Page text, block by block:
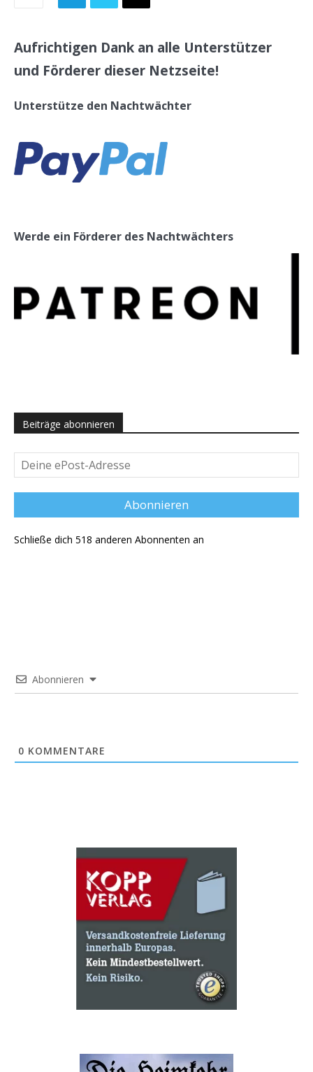
Aufrichtigen Dank an alle Unterstützer
und Förderer dieser Netzseite!
Unterstütze den Nachtwächter
Werde ein Förderer des Nachtwächters
Beiträge abonnieren
Deine
ePost-
Adresse
Abonnieren
Schließe dich 518 anderen Abonnenten an
Abonnieren
0 KOMMENTARE